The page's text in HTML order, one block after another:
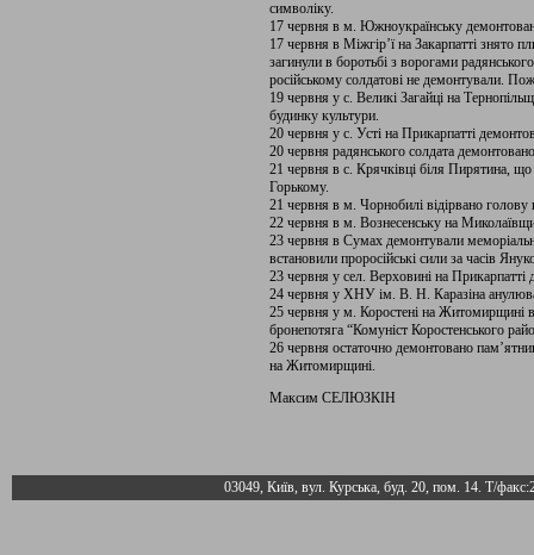
символіку.
17 червня в м. Южноукраїнську
17 червня в Міжгір’ї на Закарпатті знято
загинули в боротьбі з ворогами
російському солдатові не демонтували.
19 червня у с. Великі Загайці на
будинку культури.
20 червня у с. Усті на Прикарпатті
20 червня радянського солдата
21 червня в с. Крячківці біля Пирятина,
Горькому.
21 червня в м. Чорнобилі відірвано
22 червня в м. Вознесенську на
23 червня в Сумах демонтували
встановили проросійські сили за часів
23 червня у сел. Верховині на
24 червня у ХНУ ім. В. Н. Каразіна
25 червня у м. Коростені на Житомирщині
бронепотяга “Комуніст Коростенського
26 червня остаточно демонтовано
на Житомирщині.
Максим СЕЛЮЗКІН
03049, Київ, вул. Курська, буд. 20, пом. 14. Т/